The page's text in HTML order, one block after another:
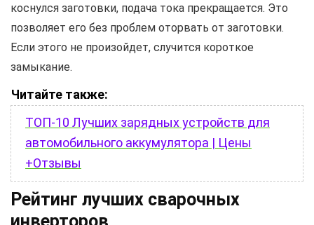
коснулся заготовки, подача тока прекращается. Это
позволяет его без проблем оторвать от заготовки.
Если этого не произойдет, случится короткое
замыкание.
Читайте также:
ТОП-10 Лучших зарядных устройств для
автомобильного аккумулятора | Цены
+Отзывы
Рейтинг лучших сварочных